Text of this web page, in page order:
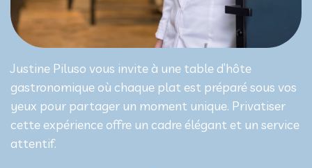
Justine Piluso vous invite à une table d’hôte
gastronomique où chaque plat est préparé sous vos
yeux pour partager un moment unique. Privatiser
cette expérience offre un cadre élégant et un service
attentif.